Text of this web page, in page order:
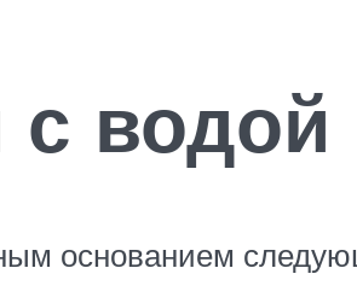
с водой
основанием